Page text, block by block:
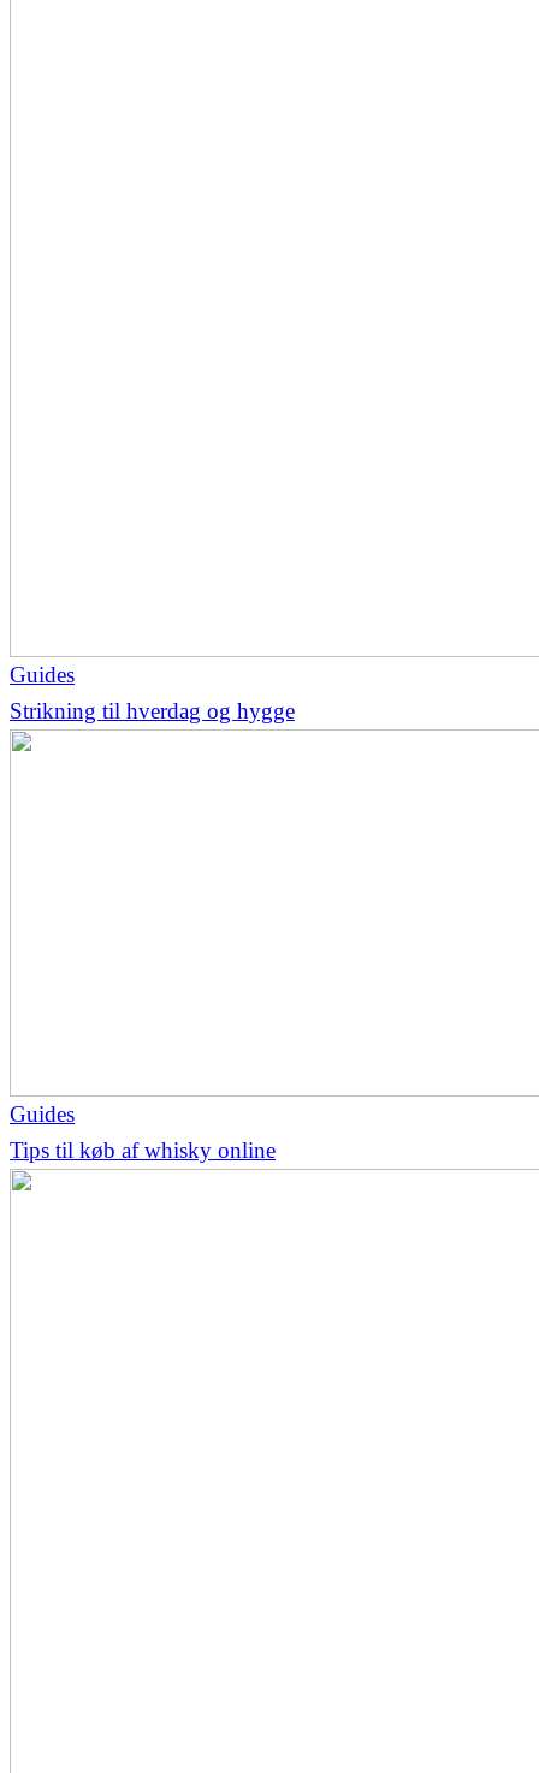
Guides
Strikning til hverdag og hygge
Guides
Tips til køb af whisky online